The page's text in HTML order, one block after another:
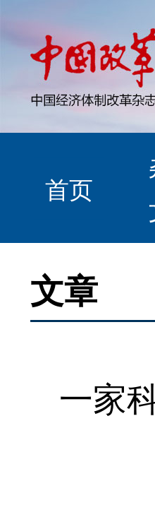
首页
文章
一家